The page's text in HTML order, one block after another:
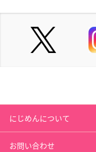
にじめんについて
お問い合わせ